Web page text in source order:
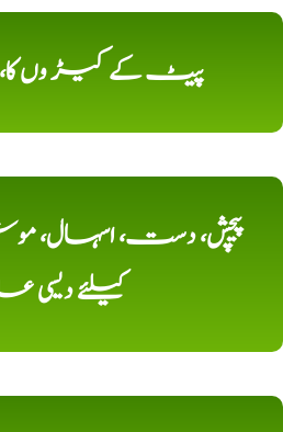
پیٹ کے کیڑ وں
پیچش، دست، اسہال،
کیلئے دیسی